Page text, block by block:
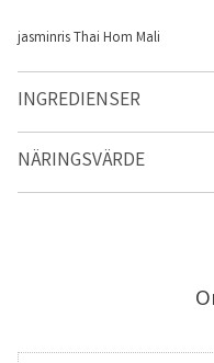
jasminris Thai Hom Mali
INGREDIENSER
NÄRINGSVÄRDE